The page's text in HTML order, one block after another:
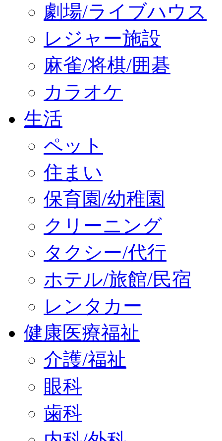
劇場/ライブハウス
レジャー施設
麻雀/将棋/囲碁
カラオケ
生活
ペット
住まい
保育園/幼稚園
クリーニング
タクシー/代行
ホテル/旅館/民宿
レンタカー
健康医療福祉
介護/福祉
眼科
歯科